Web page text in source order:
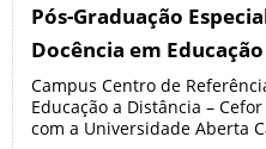
Pós-Graduação
Docência em
Campus Centro de
Educação a Distância –
com a Universidade Aberta